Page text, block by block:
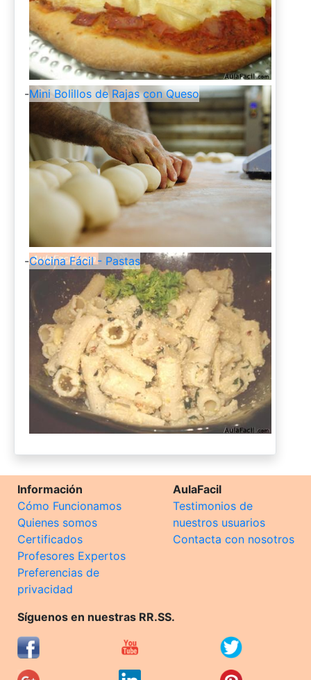
-Mini Bolillos de Rajas con Queso
-Cocina Fácil - Pastas
Información
Cómo Funcionamos
Quienes somos
Certificados
Profesores Expertos
Preferencias de
privacidad
AulaFacil
Testimonios de
nuestros usuarios
Contacta con nosotros
Síguenos en nuestras RR.SS.